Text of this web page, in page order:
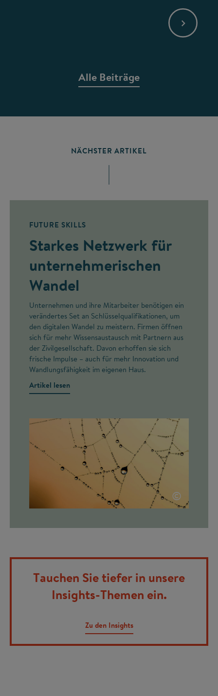
Alle Beiträge
NÄCHSTER ARTIKEL
FUTURE SKILLS
Starkes Netzwerk für
unternehmerischen
Wandel
Unternehmen und ihre Mitarbeiter benötigen ein
verändertes Set an Schlüsselqualifikationen, um
den digitalen Wandel zu meistern. Firmen öffnen
sich für mehr Wissensaustausch mit Partnern aus
der Zivilgesellschaft. Davon erhoffen sie sich
frische Impulse – auch für mehr Innovation und
Wandlungsfähigkeit im eigenen Haus.
Artikel lesen
©
Tauchen Sie tiefer in unsere
Insights-Themen ein.
Zu den Insights